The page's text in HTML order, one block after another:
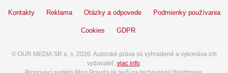
Kontakty Reklama Otázky a odpovede Podmienky používania
Cookies GDPR
© OUR MEDIA SR a. s. 2026. Autorské práva sú vyhradené a vykonáva ich
vydavateľ, viac info.